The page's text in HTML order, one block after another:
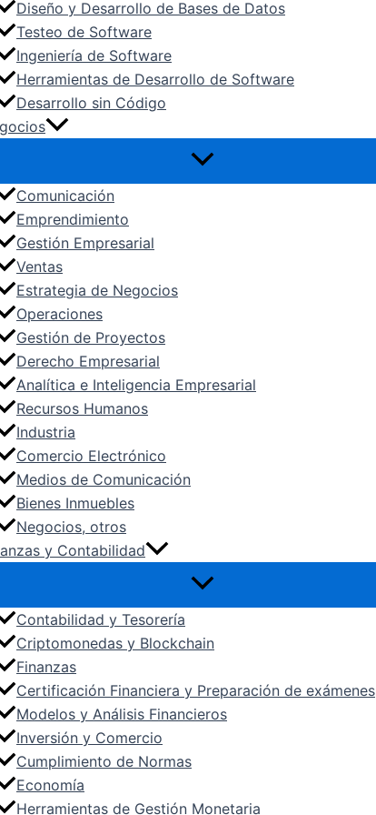
Diseño y Desarrollo de Bases de Datos
Testeo de Software
Ingeniería de Software
Herramientas de Desarrollo de Software
Desarrollo sin Código
Comunicación
Emprendimiento
Gestión Empresarial
Ventas
Estrategia de Negocios
Operaciones
Gestión de Proyectos
Derecho Empresarial
Analítica e Inteligencia Empresarial
Recursos Humanos
Industria
Comercio Electrónico
Medios de Comunicación
Bienes Inmuebles
Negocios, otros
y Contabilidad
Contabilidad y Tesorería
Criptomonedas y Blockchain
Finanzas
Certificación Financiera y Preparación de exámenes
Modelos y Análisis Financieros
Inversión y Comercio
Cumplimiento de Normas
Economía
Herramientas de Gestión Monetaria